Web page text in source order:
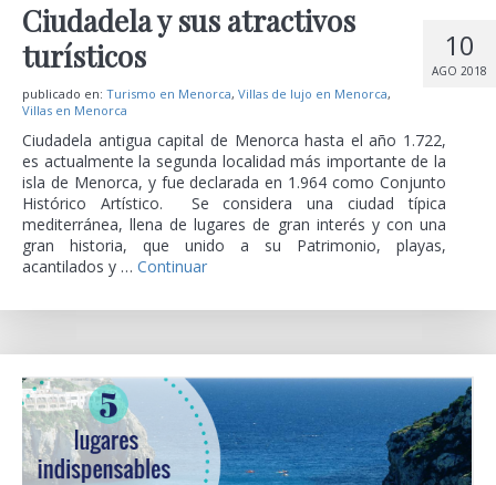
10
AGO 2018
Ciudadela y sus atractivos
turísticos
publicado en: Turismo en Menorca, Villas de lujo en Menorca,
Villas en Menorca
Ciudadela antigua capital de Menorca hasta el año 1.722,
es actualmente la segunda localidad más importante de la
isla de Menorca, y fue declarada en 1.964 como Conjunto
Histórico Artístico. Se considera una ciudad típica
mediterránea, llena de lugares de gran interés y con una
gran historia, que unido a su Patrimonio, playas,
acantilados y … Continuar